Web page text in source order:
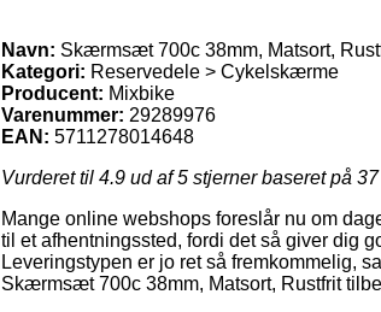
Navn: Skærmsæt 700c 38mm, Matsort,
Kategori: Reservedele > Cykelskærme
Producent: Mixbike
Varenummer: 29289976
EAN: 5711278014648
Vurderet til 4.9 ud af 5 stjerner baseret på 37
Mange online webshops foreslår nu om
til et afhentningssted, fordi det så giver dig
Leveringstypen er jo ret så fremkommelig,
Skærmsæt 700c 38mm, Matsort, Rustfrit